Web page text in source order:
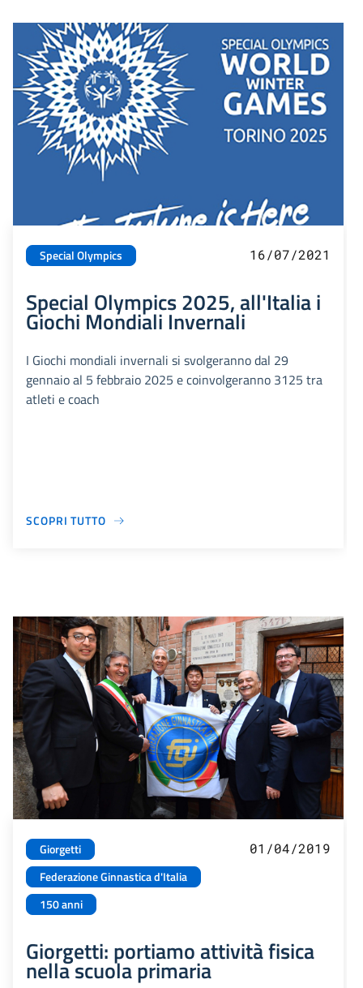
Special Olympics 16/07/2021
Special Olympics 2025, all'Italia i
Giochi Mondiali Invernali
I Giochi mondiali invernali si svolgeranno dal 29
gennaio al 5 febbraio 2025 e coinvolgeranno 3125 tra
atleti e coach
SCOPRI TUTTO
Giorgetti
Federazione Ginnastica d'Italia
150 anni
01/04/2019
Giorgetti: portiamo attività fisica
nella scuola primaria